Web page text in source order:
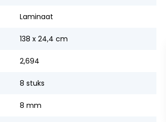
Laminaat
138 x 24,4 cm
2,694
8 stuks
8 mm